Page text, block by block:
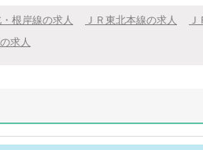
・根岸線の求人 ＪＲ東北本線の求人
求人